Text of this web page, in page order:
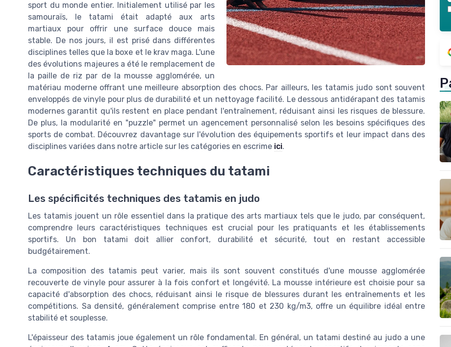
sport du monde entier. Initialement utilisé par les
samouraïs, le tatami était adapté aux arts
martiaux pour offrir une surface douce mais
stable. De nos jours, il est prisé dans différentes
disciplines telles que la boxe et le krav maga. L'une
des évolutions majeures a été le remplacement de
la paille de riz par de la mousse agglomérée, un
matériau moderne offrant une meilleure absorption des chocs. Par ailleurs, les tatamis judo sont souvent
enveloppés de vinyle pour plus de durabilité et un nettoyage facilité. Le dessous antidérapant des tatamis
modernes garantit qu'ils restent en place pendant l'entraînement, réduisant ainsi les risques de blessure.
De plus, la modularité en "puzzle" permet un agencement personnalisé selon les besoins spécifiques des
sports de combat. Découvrez davantage sur l'évolution des équipements sportifs et leur impact dans des
disciplines variées dans notre article sur les catégories en escrime ici.
Caractéristiques techniques du tatami
Les spécificités techniques des tatamis en judo
Les tatamis jouent un rôle essentiel dans la pratique des arts martiaux tels que le judo, par conséquent,
comprendre leurs caractéristiques techniques est crucial pour les pratiquants et les établissements
sportifs. Un bon tatami doit allier confort, durabilité et sécurité, tout en restant accessible
budgétairement.
La composition des tatamis peut varier, mais ils sont souvent constitués d'une mousse agglomérée
recouverte de vinyle pour assurer à la fois confort et longévité. La mousse intérieure est choisie pour sa
capacité d'absorption des chocs, réduisant ainsi le risque de blessures durant les entraînements et les
compétitions. Sa densité, généralement comprise entre 180 et 230 kg/m3, offre un équilibre idéal entre
stabilité et souplesse.
L'épaisseur des tatamis joue également un rôle fondamental. En général, un tatami destiné au judo a une